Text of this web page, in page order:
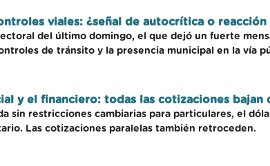
viales: ¿señal de autocrítica o reacción
del último domingo, el que dejó un fuerte
de tránsito y la presencia municipal en la vía
y el financiero: todas las cotizaciones bajan
sin restricciones cambiarias para particulares, el
Las cotizaciones paralelas también retroceden.